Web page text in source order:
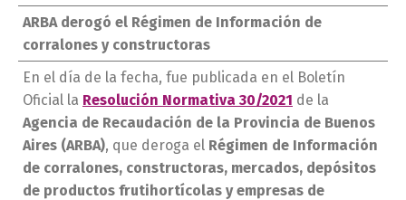
ARBA derogó el Régimen de Información de
corralones y constructoras
En el día de la fecha, fue publicada en el Boletín
Oficial la Resolución Normativa 30/2021 de la
Agencia de Recaudación de la Provincia de Buenos
Aires (ARBA), que deroga el Régimen de Información
de corralones, constructoras, mercados, depósitos
de productos frutihortícolas y empresas de